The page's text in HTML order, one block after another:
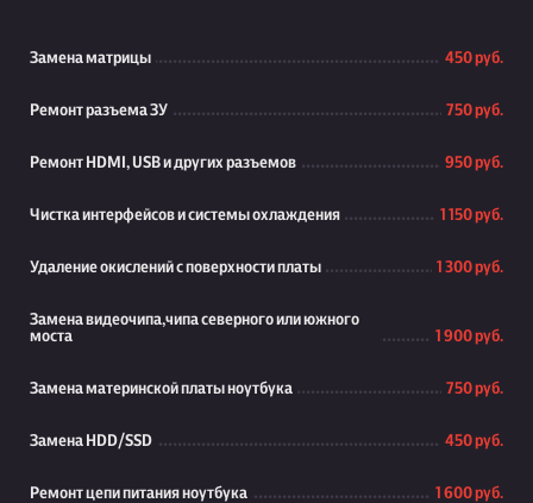
Замена матрицы 450 руб.
Ремонт разъема ЗУ 750 руб.
Ремонт HDMI, USB и других разъемов 950 руб.
Чистка интерфейсов и системы охлаждения 1 150 руб.
Удаление окислений с поверхности платы 1 300 руб.
Замена видеочипа,чипа северного или южного
моста
1 900 руб.
Замена материнской платы ноутбука 750 руб.
Замена HDD/SSD 450 руб.
Ремонт цепи питания ноутбука 1 600 руб.